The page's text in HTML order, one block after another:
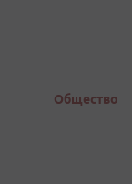
Общество